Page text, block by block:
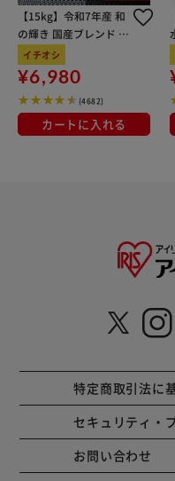
【15kg】令和7年産 和
の輝き 国産ブレンド 5
kg×3袋
イチオシ
¥6,980
(4682)
カートに入れる
特定商取引法に
セキュリティ・
お問い合わせ